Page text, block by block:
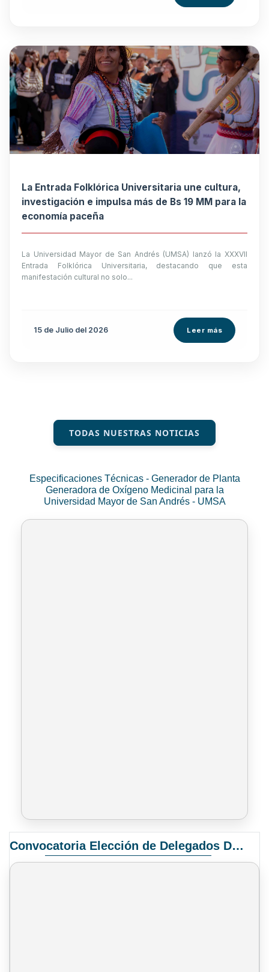
La Entrada Folklórica Universitaria une cultura,
investigación e impulsa más de Bs 19 MM para la
economía paceña
La Universidad Mayor de San Andrés (UMSA) lanzó la XXXVII
Entrada Folklórica Universitaria, destacando que esta
manifestación cultural no solo...
15 de Julio del 2026 Leer más
TODAS NUESTRAS NOTICIAS
Especificaciones Técnicas - Generador de Planta
Generadora de Oxígeno Medicinal para la
Universidad Mayor de San Andrés - UMSA
Convocatoria Elección de Delegados Docentes para el XIV Congreso Nacional de Universidades